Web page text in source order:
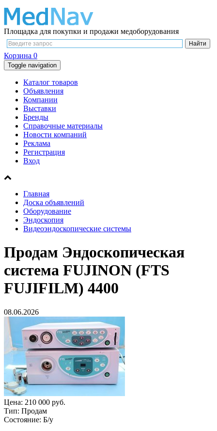
Площадка для покупки и продажи медоборудования
Корзина 0
Toggle navigation
Каталог товаров
Объявления
Компании
Выставки
Бренды
Справочные материалы
Новости компаний
Реклама
Регистрация
Вход
Главная
Доска объявлений
Оборудование
Эндоскопия
Видеоэндоскопические системы
Продам Эндоскопическая
система FUJINON (FTS
FUJIFILM) 4400
08.06.2026
Цена: 210 000 руб.
Тип: Продам
Состояние: Б/у